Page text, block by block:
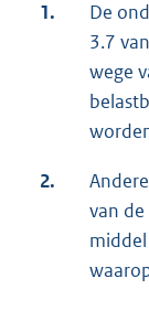
1.
De
3.7
wege
2.
van